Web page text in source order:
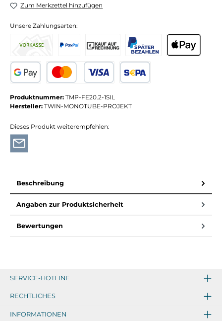
Zum Merkzettel hinzufügen
Unsere Zahlungsarten:
Produktnummer: TMP-FE20.2-1SIL
Hersteller: TWIN-MONOTUBE-PROJEKT
Dieses Produkt weiterempfehlen:
Beschreibung
Angaben zur Produktsicherheit
Bewertungen
SERVICE-HOTLINE
RECHTLICHES
INFORMATIONEN